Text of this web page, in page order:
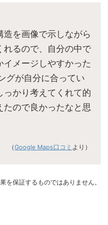
造を画像で示しながら
れるので、自分の中で
イメージしやすかった
グが自分に合ってい
っかり考えてくれて的
ので良かったなと思
（Google Maps口コミ より）
を保証するものではありません。